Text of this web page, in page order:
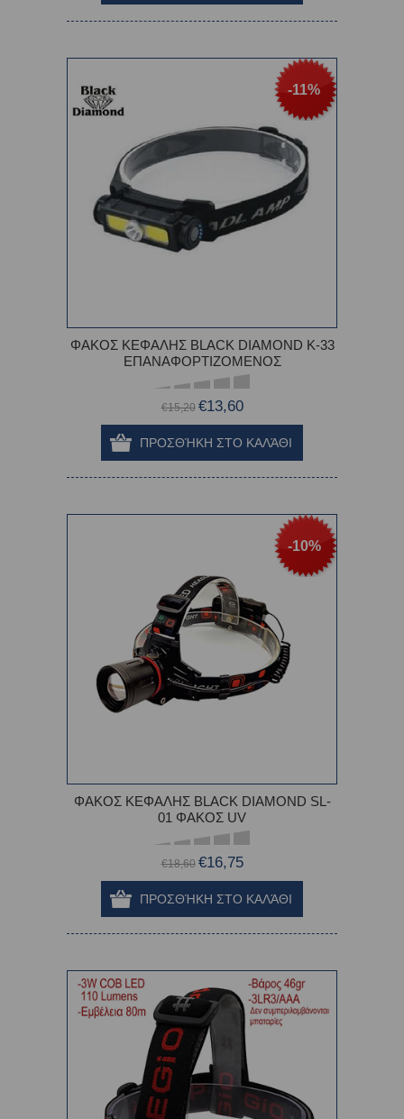
-11%
ΦΑΚΟΣ ΚΕΦΑΛΗΣ BLACK DIAMOND K-33
ΕΠΑΝΑΦΟΡΤΙΖΟΜΕΝΟΣ
€15,20 €13,60
-10%
ΦΑΚΟΣ ΚΕΦΑΛΗΣ BLACK DIAMOND SL-
01 ΦΑΚΟΣ UV
€18,60 €16,75